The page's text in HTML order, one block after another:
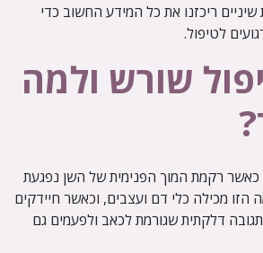
ריכזנו את כל המידע החשוב כדי
לטיפול.
שורש ולמה
כאשר רקמת המוך הפנימית של השן נפגעת
הזו מכילה כלי דם ועצבים, וכאשר חיידקים
דלקתית שגורמת לכאב ולפעמים גם